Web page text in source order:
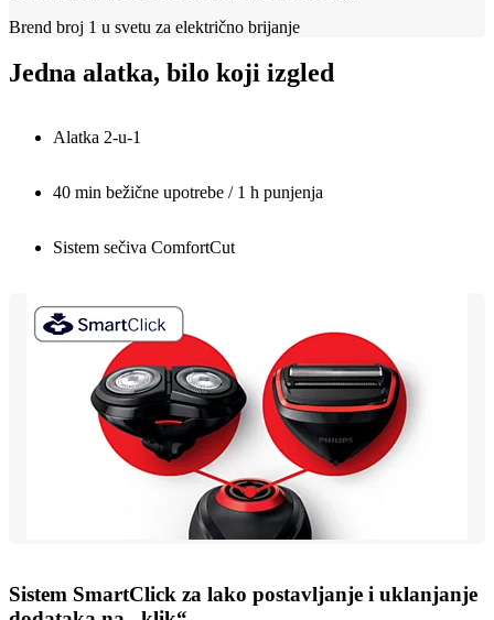
Brend broj 1 u svetu za električno brijanje
Jedna alatka, bilo koji izgled
Alatka 2-u-1
40 min bežične upotrebe / 1 h punjenja
Sistem sečiva ComfortCut
Sistem SmartClick za lako postavljanje i uklanjanje